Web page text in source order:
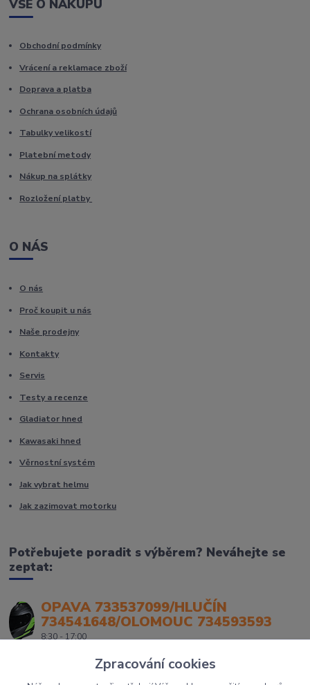
VŠE O NÁKUPU
Obchodní podmínky
Vrácení a reklamace zboží
Doprava a platba
Ochrana osobních údajů
Tabulky velikostí
Platební metody
Nákup na splátky
Rozložení platby
O NÁS
O nás
Proč koupit u nás
Naše prodejny
Kontakty
Servis
Testy a recenze
Gladiator hned
Kawasaki hned
Věrnostní systém
Jak vybrat helmu
Jak zazimovat motorku
Potřebujete poradit s výběrem? Neváhejte se
zeptat:
OPAVA 733537099/HLUČÍN
734541648/OLOMOUC 734593593
8:30 - 17:00
Zpracování cookies